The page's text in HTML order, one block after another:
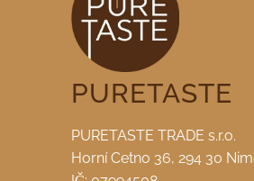
PURETASTE
PURETASTE TRADE s.r.o.
Horní Cetno 36, 294 30